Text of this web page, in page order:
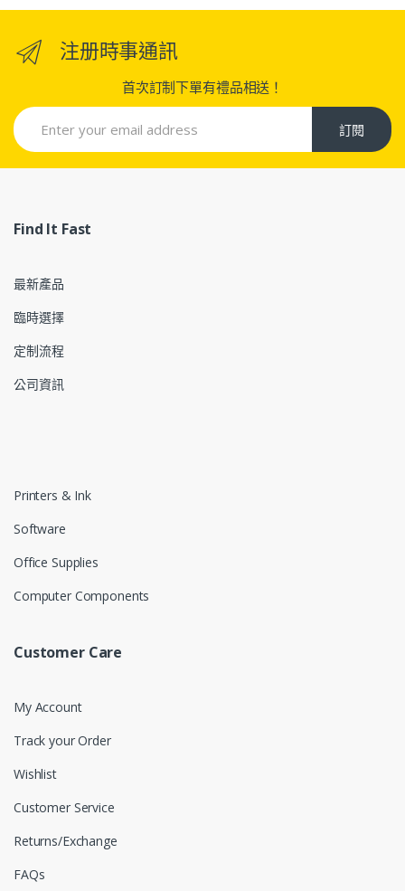
注册時事通訊
首次訂制下單有禮品相送！
訂閱
Find It Fast
最新產品
臨時選擇
定制流程
公司資訊
Printers & Ink
Software
Office Supplies
Computer Components
Customer Care
My Account
Track your Order
Wishlist
Customer Service
Returns/Exchange
FAQs